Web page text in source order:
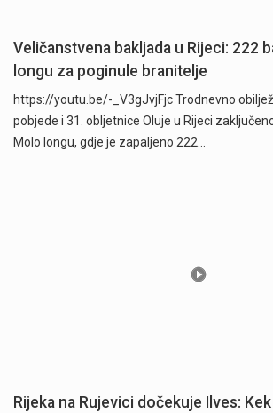
Veličanstvena bakljada u Rijeci: 222
longu za poginule branitelje
https://youtu.be/-_V3gJvjFjc Trodnevno
pobjede i 31. obljetnice Oluje u Rijeci
Molo longu, gdje je zapaljeno 222…
Rijeka na Rujevici dočekuje Ilves: